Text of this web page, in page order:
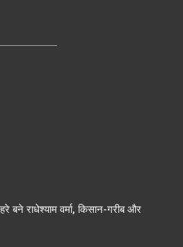
बने राधेश्याम वर्मा, किसान-गरीब और